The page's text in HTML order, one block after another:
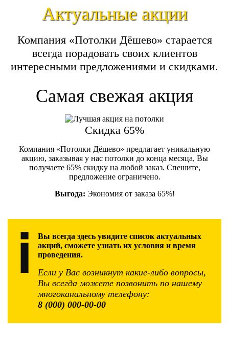
Актуальные акции
Компания «Потолки Дёшево» старается
всегда порадовать своих клиентов
интересными предложениями и скидками.
Самая свежая акция
Скидка 65%
Компания «Потолки Дёшево» предлагает уникальную
акцию, заказывая у нас потолки до конца месяца, Вы
получаете 65% скидку на любой заказ. Спешите,
предложение ограничено.
Выгода: Экономия от заказа 65%!
Вы всегда здесь увидите список актуальных
акций, сможете узнать их условия и время
проведения.
Если у Вас возникнут какие-либо вопросы,
Вы всегда можете позвонить по нашему
многоканальному телефону:
8 (000) 000-00-00